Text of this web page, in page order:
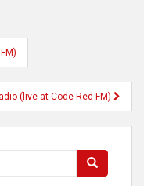
(live at Code Red FM)